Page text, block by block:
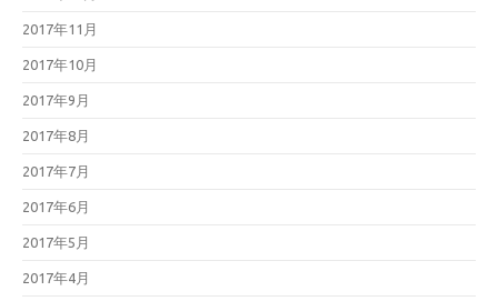
2017年11月
2017年10月
2017年9月
2017年8月
2017年7月
2017年6月
2017年5月
2017年4月